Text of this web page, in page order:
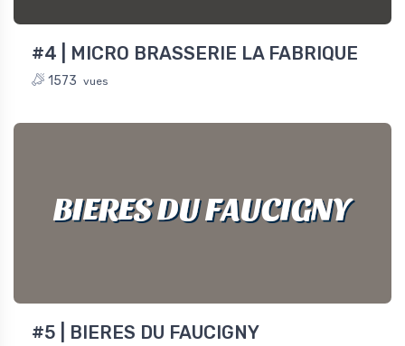
#4 | MICRO BRASSERIE LA FABRIQUE
1573 vues
BIERES DU FAUCIGNY
#5 | BIERES DU FAUCIGNY